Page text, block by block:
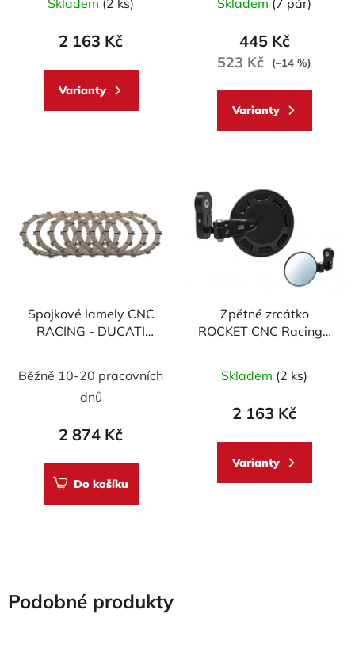
Skladem (2 ks)
2 163 Kč
Varianty
hodnocení
produktu
5
Skladem (7 pár)
445 Kč
523 Kč (–14 %)
Varianty
Spojkové lamely CNC
RACING - DUCATI
hodnocení
produktu
je
5
Běžně 10-20 pracovních
dnů
2 874 Kč
Do košíku
Zpětné zrcátko
ROCKET CNC Racing -
Skladem (2 ks)
2 163 Kč
Varianty
Podobné produkty